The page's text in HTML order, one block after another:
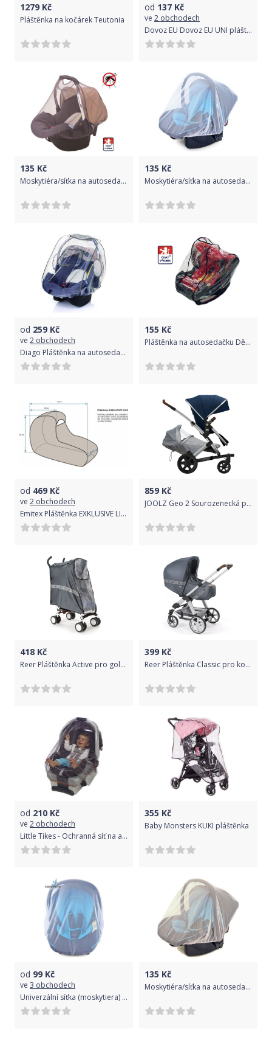
1279 Kč
Pláštěnka na kočárek Teutonia
od 137 Kč
ve 2 obchodech
Dovoz EU Dovoz EU UNI pláštěnka do kočárku - Hluboké kočárky
135 Kč
Moskytiéra/síťka na autosedačku, Dětský svět, šedá
135 Kč
Moskytiéra/síťka na autosedačku, Dětský svět, bílá
od 259 Kč
ve 2 obchodech
Diago Pláštěnka na autosedačku KOMFORT
155 Kč
Pláštěnka na autosedačku Dětský svět
od 469 Kč
ve 2 obchodech
Emitex Pláštěnka EXKLUSIVE LINE DUO
859 Kč
JOOLZ Geo 2 Sourozenecká pláštěnka
418 Kč
Reer Pláštěnka Active pro golfky a sport.koč.
399 Kč
Reer Pláštěnka Classic pro kombi kočárky
od 210 Kč
ve 2 obchodech
Little Tikes - Ochranná síť na autosedačku
355 Kč
Baby Monsters KUKI pláštěnka
od 99 Kč
ve 3 obchodech
Univerzální síťka (moskytiera) proti hmyzu na autosedačku
135 Kč
Moskytiéra/síťka na autosedačku, Dětský svět, béžová